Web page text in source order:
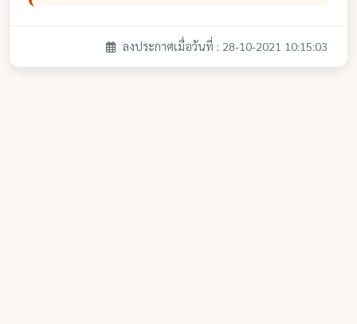
ลงประกาศเมื่อวันที่ : 28-10-2021 10:15:03